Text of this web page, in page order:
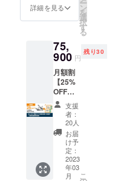
償交換
券 税込
66,000
入から2
年以内
までと
なりま
す。発
送時
期・カ
ラーな
どのご
希望に
添えな
い場合
があり
ます。
詳細を見る ー
ン
を
選
択
す
る
75,
900 円
残り30
月額割
【25%
OFF：
50名様
限定】
あしら
せ+専用
アプリ
月額利
用料 2
年無料
+ 1回新
支援
者：
20人
お届
け予
定：
2023
年03
月
こ